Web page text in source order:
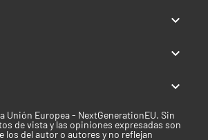
un correo electrónico a



Unión Europea - NextGenerationEU. Sin
de vista y las opiniones expresadas son
los del autor o autores y no reflejan